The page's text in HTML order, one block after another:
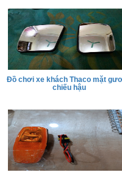
Đồ chơi xe khách Thaco mặt
chiếu hậu